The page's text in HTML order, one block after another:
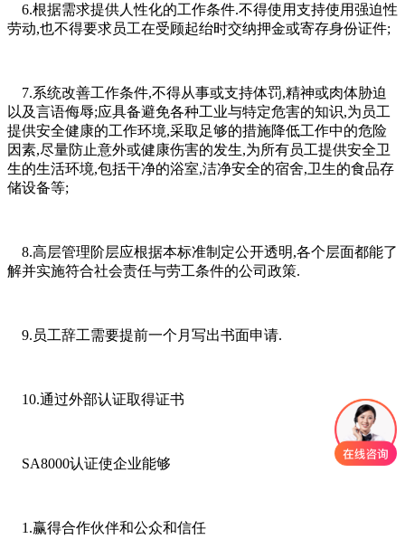
6.根据需求提供人性化的工作条件.不得使用支持使用强迫性
劳动,也不得要求员工在受顾起绐时交纳押金或寄存身份证件;
7.系统改善工作条件,不得从事或支持体罚,精神或肉体胁迫
以及言语侮辱;应具备避免各种工业与特定危害的知识,为员工
提供安全健康的工作环境,采取足够的措施降低工作中的危险
因素,尽量防止意外或健康伤害的发生,为所有员工提供安全卫
生的生活环境,包括干净的浴室,洁净安全的宿舍,卫生的食品存
储设备等;
8.高层管理阶层应根据本标准制定公开透明,各个层面都能了
解并实施符合社会责任与劳工条件的公司政策.
9.员工辞工需要提前一个月写出书面申请.
10.通过外部认证取得证书
SA8000认证使企业能够
1.赢得合作伙伴和公众和信任